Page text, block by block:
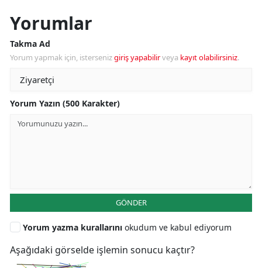
Yorumlar
Takma Ad
Yorum yapmak için, istersenizgiriş yapabilirveya kayıt olabilirsiniz.
Yorum Yazın (500 Karakter)
GÖNDER
Yorum yazma kurallarını okudum ve kabul ediyorum
Aşağıdaki görselde işlemin sonucu kaçtır?